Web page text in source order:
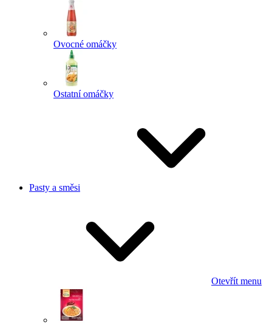
Ovocné omáčky
Ostatní omáčky
Pasty a směsi
Otevřít menu